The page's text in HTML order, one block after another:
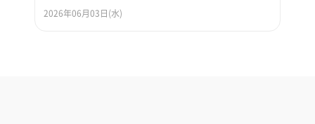
2026年06月03日(水)